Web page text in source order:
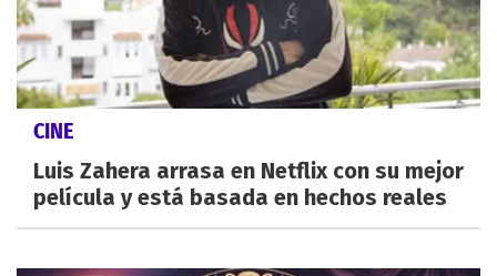
CINE
Luis Zahera arrasa en Netflix con su mejor
película y está basada en hechos reales